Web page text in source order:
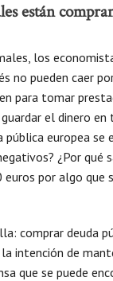
están
los
no pueden caer
para tomar
el dinero en
europea se
¿Por qué
euros por algo que
comprar deuda
intención de
que se puede